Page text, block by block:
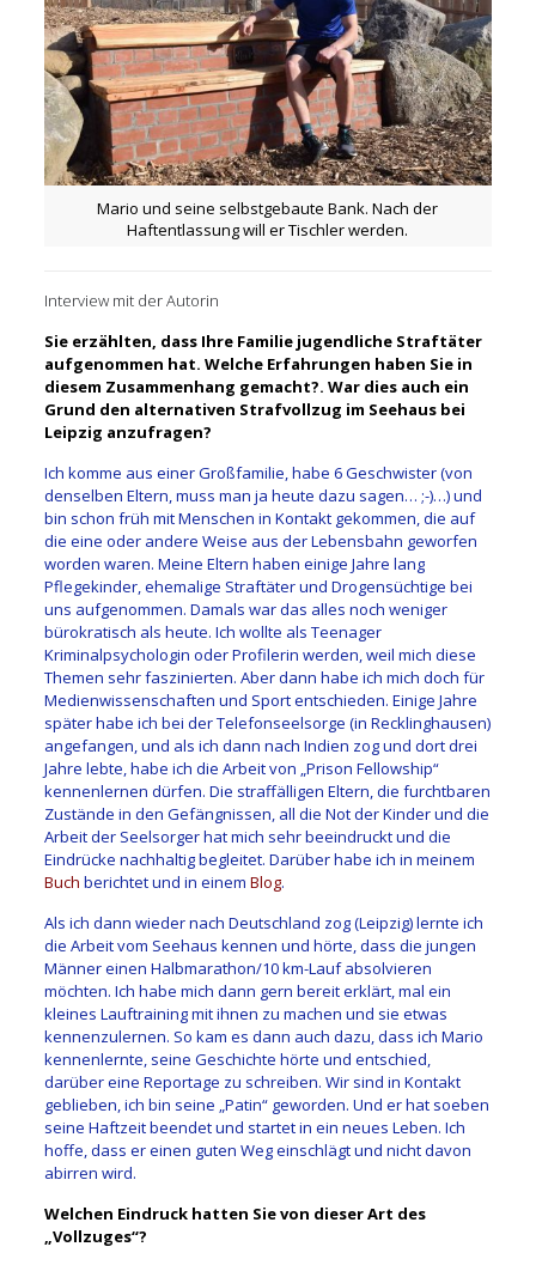
Mario und seine selbstgebaute Bank. Nach der
Haftentlassung will er Tischler werden.
Interview mit der Autorin
Sie erzählten, dass Ihre Familie jugendliche Straftäter
aufgenommen hat. Welche Erfahrungen haben Sie in
diesem Zusammenhang gemacht?. War dies auch ein
Grund den alternativen Strafvollzug im Seehaus bei
Leipzig anzufragen?
Ich komme aus einer Großfamilie, habe 6 Geschwister (von
denselben Eltern, muss man ja heute dazu sagen… ;-)…) und
bin schon früh mit Menschen in Kontakt gekommen, die auf
die eine oder andere Weise aus der Lebensbahn geworfen
worden waren. Meine Eltern haben einige Jahre lang
Pflegekinder, ehemalige Straftäter und Drogensüchtige bei
uns aufgenommen. Damals war das alles noch weniger
bürokratisch als heute. Ich wollte als Teenager
Kriminalpsychologin oder Profilerin werden, weil mich diese
Themen sehr faszinierten. Aber dann habe ich mich doch für
Medienwissenschaften und Sport entschieden. Einige Jahre
später habe ich bei der Telefonseelsorge (in Recklinghausen)
angefangen, und als ich dann nach Indien zog und dort drei
Jahre lebte, habe ich die Arbeit von „Prison Fellowship“
kennenlernen dürfen. Die straffälligen Eltern, die furchtbaren
Zustände in den Gefängnissen, all die Not der Kinder und die
Arbeit der Seelsorger hat mich sehr beeindruckt und die
Eindrücke nachhaltig begleitet. Darüber habe ich in meinem
Buch berichtet und in einem Blog.
Als ich dann wieder nach Deutschland zog (Leipzig) lernte ich
die Arbeit vom Seehaus kennen und hörte, dass die jungen
Männer einen Halbmarathon/10 km-Lauf absolvieren
möchten. Ich habe mich dann gern bereit erklärt, mal ein
kleines Lauftraining mit ihnen zu machen und sie etwas
kennenzulernen. So kam es dann auch dazu, dass ich Mario
kennenlernte, seine Geschichte hörte und entschied,
darüber eine Reportage zu schreiben. Wir sind in Kontakt
geblieben, ich bin seine „Patin“ geworden. Und er hat soeben
seine Haftzeit beendet und startet in ein neues Leben. Ich
hoffe, dass er einen guten Weg einschlägt und nicht davon
abirren wird.
Welchen Eindruck hatten Sie von dieser Art des
„Vollzuges“?